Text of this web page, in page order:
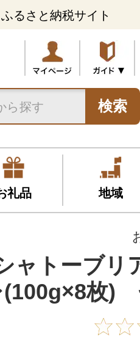
るさと納税サイト
検索
礼品 地域
ャトーブリ
枚)